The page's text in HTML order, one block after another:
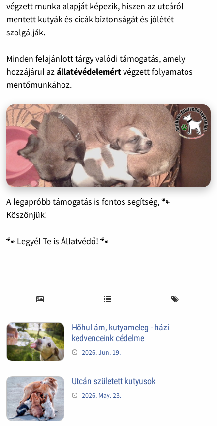
végzett munka alapját képezik, hiszen az utcáról
mentett kutyák és cicák biztonságát és jólétét
szolgálják.
Minden felajánlott tárgy valódi támogatás, amely
hozzájárul azállatévédelemértvégzett folyamatos
mentőmunkához.
A legapróbb támogatás is fontos segítség, 🐾
Köszönjük!
🐾 Legyél Te is Állatvédő! 🐾
Hőhullám, kutyameleg - házi
kedvenceink cédelme
2026. Jun. 19.
Utcán született kutyusok
2026. May. 23.